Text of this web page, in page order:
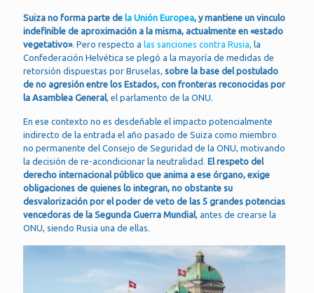
Suiza no forma parte de la Unión Europea, y mantiene un vinculo
indefinible de aproximación a la misma, actualmente en «estado
vegetativo». Pero respecto a las sanciones contra Rusia, la
Confederación Helvética se plegó a la mayoría de medidas de
retorsión dispuestas por Bruselas, sobre la base del postulado
de no agresión entre los Estados, con fronteras reconocidas por
la Asamblea General, el parlamento de la ONU.
En ese contexto no es desdeñable el impacto potencialmente
indirecto de la entrada el año pasado de Suiza como miembro
no permanente del Consejo de Seguridad de la ONU, motivando
la decisión de re-acondicionar la neutralidad. El respeto del
derecho internacional público que anima a ese órgano, exige
obligaciones de quienes lo integran, no obstante su
desvalorización por el poder de veto de las 5 grandes potencias
vencedoras de la Segunda Guerra Mundial, antes de crearse la
ONU, siendo Rusia una de ellas.